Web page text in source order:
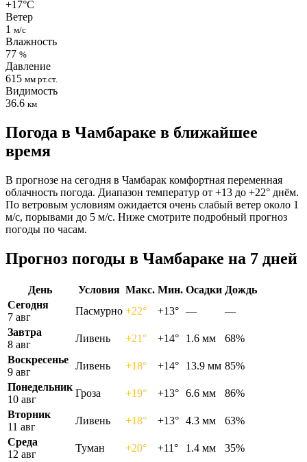
+17°C
Ветер
1 м/с
Влажность
77 %
Давление
615 мм рт.ст.
Видимость
36.6 км
Погода в Чамбараке в ближайшее
время
В прогнозе на сегодня в Чамбарак комфортная переменная
облачность погода. Диапазон температур от +13 до +22° днём.
По ветровым условиям ожидается очень слабый ветер около 1
м/с, порывами до 5 м/с. Ниже смотрите подробный прогноз
погоды по часам.
Прогноз погоды в Чамбараке на 7 дней
День Условия Макс. Мин. Осадки Дождь
Сегодня
7 авг
Пасмурно +22° +13° —
—
Завтра
8 авг
Ливень +21° +14° 1.6 мм
68%
Воскресенье
9 авг
Ливень +18° +14° 13.9 мм 85%
Понедельник
10 авг
Гроза +19° +13° 6.6 мм
86%
Вторник
11 авг
Ливень +18° +13° 4.3 мм
63%
Среда
12 авг
Туман +20° +11° 1.4 мм
35%